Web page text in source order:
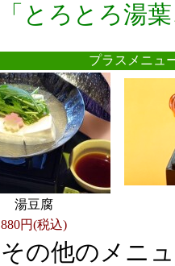
「とろとろ湯
プラスメニ
湯豆腐
880円(税込)
その他のメニ